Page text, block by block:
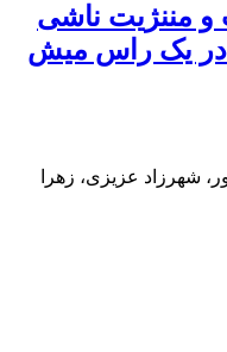
و مننژیت ناشی
در یک راس میش
شهرزاد عزیزی، زهرا